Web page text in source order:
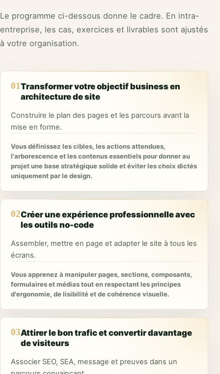
Le programme ci-dessous donne le cadre. En intra-
entreprise, les cas, exercices et livrables sont ajustés
à votre organisation.
01Transformer votre objectif business en
architecture de site
Construire le plan des pages et les parcours avant la
mise en forme.
Vous définissez les cibles, les actions attendues,
l'arborescence et les contenus essentiels pour donner au
projet une base stratégique solide et éviter les choix dictés
uniquement par le design.
02Créer une expérience professionnelle avec
les outils no-code
Assembler, mettre en page et adapter le site à tous les
écrans.
Vous apprenez à manipuler pages, sections, composants,
formulaires et médias tout en respectant les principes
d'ergonomie, de lisibilité et de cohérence visuelle.
03Attirer le bon trafic et convertir davantage
de visiteurs
Associer SEO, SEA, message et preuves dans un